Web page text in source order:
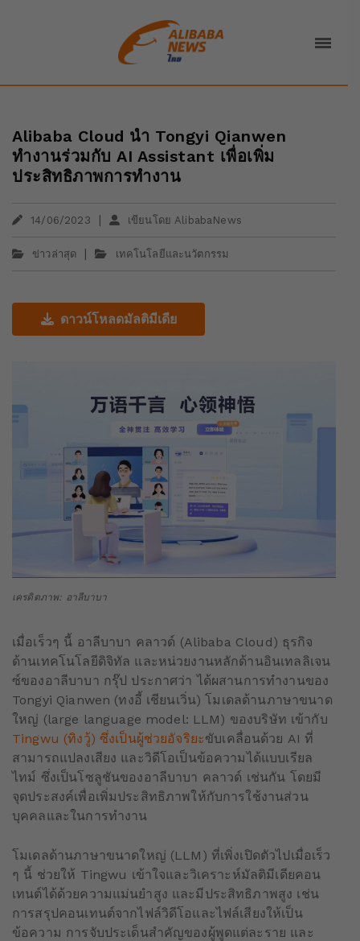
Alibaba Cloud นำ Tongyi Qianwen
ทำงานร่วมกับ AI Assistant เพื่อเพิ่ม
ประสิทธิภาพการทำงาน
14/06/2023 | เขียนโดย AlibabaNews
ข่าวล่าสุด | เทคโนโลยีและนวัตกรรม
ดาวน์โหลดมัลติมีเดีย
เครดิตภาพ: อาลีบาบา
เมื่อเร็วๆ นี้ อาลีบาบา คลาวด์ (Alibaba Cloud) ธุรกิจ
ด้านเทคโนโลยีดิจิทัล และหน่วยงานหลักด้านอินเทลลิเจน
ซ์ของอาลีบาบา กรุ๊ป ประกาศว่า ได้ผสานการทำงานของ
Tongyi Qianwen (ทงอี้ เชียนเวิ่น) โมเดลด้านภาษาขนาด
ใหญ่ (large language model: LLM) ของบริษัท เข้ากับ
Tingwu (ทิงวู้) ซึ่งเป็นผู้ช่วยอัจริยะขับเคลื่อนด้วย AI ที่
สามารถแปลงเสียง และวิดีโอเป็นข้อความได้แบบเรียล
ไทม์ ซึ่งเป็นโซลูชันของอาลีบาบา คลาวด์ เช่นกัน โดยมี
จุดประสงค์เพื่อเพิ่มประสิทธิภาพให้กับการใช้งานส่วน
บุคคลและในการทำงาน
โมเดลด้านภาษาขนาดใหญ่ (LLM) ที่เพิ่งเปิดตัวไปเมื่อเร็ว
ๆ นี้ ช่วยให้ Tingwu เข้าใจและวิเคราะห์มัลติมีเดียคอน
เทนต์ได้ด้วยความแม่นยำสูง และมีประสิทธิภาพสูง เช่น
การสรุปคอนเทนต์จากไฟล์วิดีโอและไฟล์เสียงให้เป็น
ข้อความ การจับประเด็นสำคัญของผู้พูดแต่ละราย และ